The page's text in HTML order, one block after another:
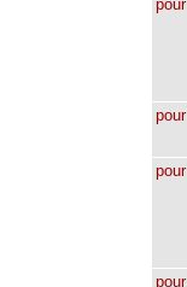
pour
pour
pour
pour